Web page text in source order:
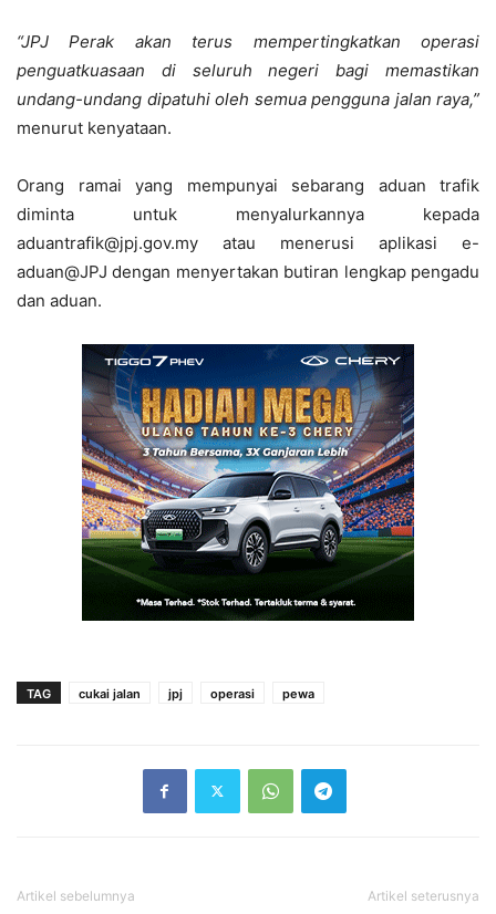
“JPJ Perak akan terus mempertingkatkan operasi
penguatkuasaan di seluruh negeri bagi memastikan
undang-undang dipatuhi oleh semua pengguna jalan raya,”
menurut kenyataan.
Orang ramai yang mempunyai sebarang aduan trafik
diminta untuk menyalurkannya kepada
aduantrafik@jpj.gov.my atau menerusi aplikasi e-
aduan@JPJ dengan menyertakan butiran lengkap pengadu
dan aduan.
TAG cukai jalan jpj operasi pewa
Artikel sebelumnya Artikel seterusnya